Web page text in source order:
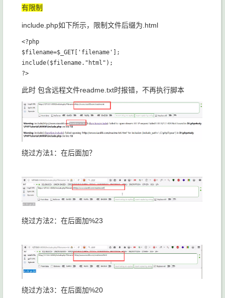
有限制
include.php如下所示，限制文件后缀为.html
<?php
$filename=$_GET['filename'];
include($filename."html");
此时 包含远程文件readme.txt时报错，不再执行脚本
绕过方法1：在后面加？
绕过方法2：在后面加%23
绕过方法3：在后面加%20